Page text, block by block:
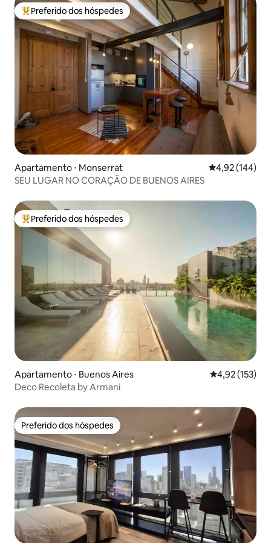
Entre os melhores preferidos dos hóspedes
Preferido dos hóspedes
Apartamento ⋅ Monserrat 4,92 de uma
4,92 (144)
SEU LUGAR NO CORAÇÃO DE BUENOS AIRES
Entre os melhores preferidos dos hóspedes
Preferido dos hóspedes
Apartamento ⋅ Buenos Aires 4,92 de uma
4,92 (153)
Deco Recoleta by Armani
Preferido dos hóspedes
Preferido dos hóspedes